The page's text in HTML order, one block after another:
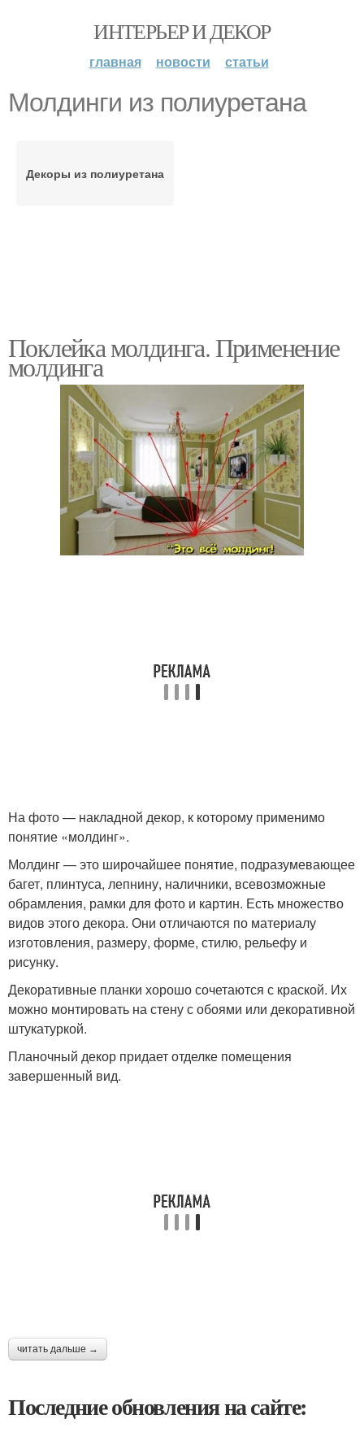
ИНТЕРЬЕР И ДЕКОР
главная новости статьи
Молдинги из полиуретана
Декоры из полиуретана
Поклейка молдинга. Применение
молдинга
На фото — накладной декор, к которому применимо
понятие «молдинг».
Молдинг — это широчайшее понятие, подразумевающее
багет, плинтуса, лепнину, наличники, всевозможные
обрамления, рамки для фото и картин. Есть множество
видов этого декора. Они отличаются по материалу
изготовления, размеру, форме, стилю, рельефу и
рисунку.
Декоративные планки хорошо сочетаются с краской. Их
можно монтировать на стену с обоями или декоративной
штукатуркой.
Планочный декор придает отделке помещения
завершенный вид.
читать дальше →
Последние обновления на сайте: